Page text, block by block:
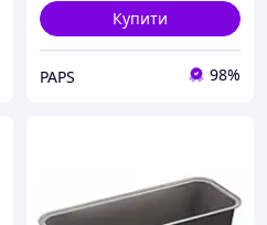
Купити
PAPS 98%